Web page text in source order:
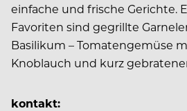
einfache und frische Gerichte.
Favoriten sind gegrillte
Basilikum – Tomatengemüse
Knoblauch und kurz
kontakt: